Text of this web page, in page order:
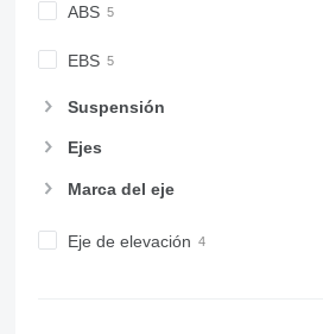
ABS
EBS
Suspensión
Ejes
Marca del eje
Eje de elevación